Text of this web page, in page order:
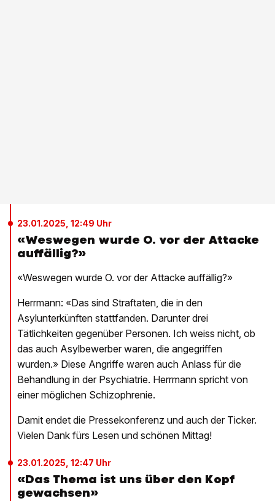
23.01.2025, 12:49 Uhr
«Weswegen wurde O. vor der Attacke
auffällig?»
«Weswegen wurde O. vor der Attacke auffällig?»
Herrmann: «Das sind Straftaten, die in den
Asylunterkünften stattfanden. Darunter drei
Tätlichkeiten gegenüber Personen. Ich weiss nicht, ob
das auch Asylbewerber waren, die angegriffen
wurden.» Diese Angriffe waren auch Anlass für die
Behandlung in der Psychiatrie. Herrmann spricht von
einer möglichen Schizophrenie.
Damit endet die Pressekonferenz und auch der Ticker.
Vielen Dank fürs Lesen und schönen Mittag!
23.01.2025, 12:47 Uhr
«Das Thema ist uns über den Kopf
gewachsen»